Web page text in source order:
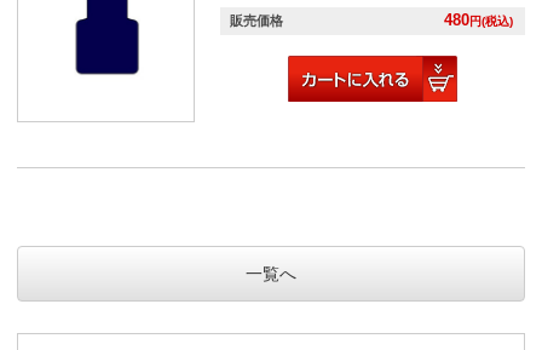
販売価格 480円(税込)
一覧へ